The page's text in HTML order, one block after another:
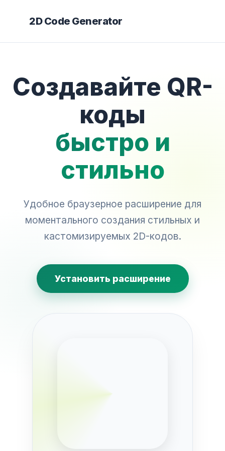
2D Code Generator
Создавайте QR-
коды
быстро и
стильно
Удобное браузерное расширение для
моментального создания стильных и
кастомизируемых 2D-кодов.
Установить расширение